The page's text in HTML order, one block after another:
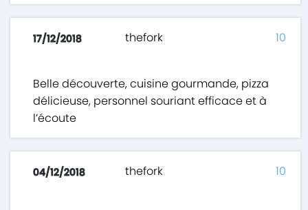
17/12/2018 thefork
Belle découverte, cuisine gourmande, pizza
délicieuse, personnel souriant efficace et à
l’écoute
10
04/12/2018 thefork 10